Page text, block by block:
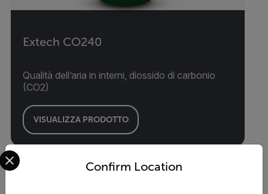
Extech CO240
Qualità dell’aria in interni, diossido di carbonio
(CO2)
VISUALIZZA PRODOTTO
Confirm Location
Select your preferred country and language from the